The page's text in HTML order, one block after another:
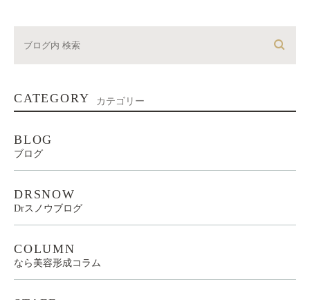
CATEGORY カテゴリー
BLOG
ブログ
DRSNOW
Drスノウブログ
COLUMN
なら美容形成コラム